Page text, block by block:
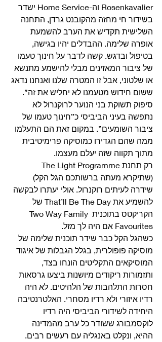
Rosenkavalier וה-Home Service ישדר
בשידור חי מחזה מהקובנט גרדן, התחנה
השלישית תקדיש את הערב להשמעת
אופרה שלימה. ההבדלים יהיו בגישה,
בטיפול ובדגש. קשה לדבר על חינוך טעמו
של ציבור המאזינים מבלי להישמע מתנשא
או שלטוני, אבל זו המטרה שלנו ואנחנו נדאג
ששום חידוש מטעמנו לא יחליש את זה”.
סיפוק תשוקת בני הנוער לרוקנרול לא
נתפשה בעיני הביביסי כ”חינוך טעמו של
ציבור השומעים”. במקום זאת הם התעלמו
ממה שהם הגדירו כמוסיקה פרימיטיבית
מתוך תקווה שזה יעלם מעצמו.
(שתיקרא מעתה ברשותכם הגל הקל)
שידרה לעיתים רוקנרול. אולי יעתרו לבקשה
להשמיע את That’ll Be The Day של
הקריקטס בתוכנית Two Way Family
Favourites אם היה לך מזל.
כשהגל הקל כבר שידר תוכנית שלימה של
מוסיקה פופולרית, בגלל הגבלות של איגוד
המוסיקאים התקליטים הונחו בצד,
ותזמורות ריקודים מיושנות ביצעו גרסאות
חסרות התלהבות של הלהיטים. לא היה
רדיו איזורי ולא רדיו מסחרי. האלטרנטיבה
היחידה לשידורי הביביסי היה רדיו
לוקסמבורג ששודר כל ערב מהמדינה
ההיא, ונקלט באנגליה עם רעשים רבים.